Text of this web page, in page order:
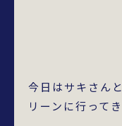
今日はサキさん
リーンに行って